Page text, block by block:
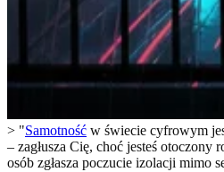
> "Samotność w świecie cyfrowym
– zagłusza Cię, choć jesteś otoczony
osób zgłasza poczucie izolacji mimo